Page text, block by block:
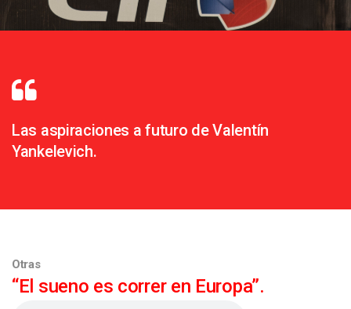
Las aspiraciones a futuro de Valentín
Yankelevich.
Otras
“El sueno es correr en Europa”.